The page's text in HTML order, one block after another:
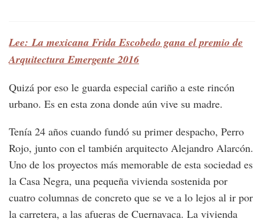
Lee: La mexicana Frida Escobedo gana el premio de
Arquitectura Emergente 2016
Quizá por eso le guarda especial cariño a este rincón
urbano. Es en esta zona donde aún vive su madre.
Tenía 24 años cuando fundó su primer despacho, Perro
Rojo, junto con el también arquitecto Alejandro Alarcón.
Uno de los proyectos más memorable de esta sociedad es
la Casa Negra, una pequeña vivienda sostenida por
cuatro columnas de concreto que se ve a lo lejos al ir por
la carretera, a las afueras de Cuernavaca. La vivienda